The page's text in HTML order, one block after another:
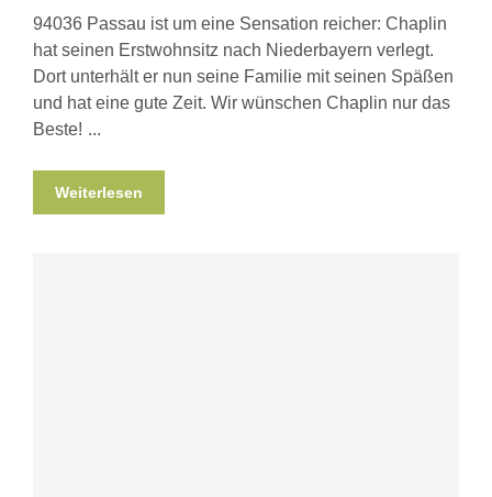
94036 Passau ist um eine Sensation reicher: Chaplin
hat seinen Erstwohnsitz nach Niederbayern verlegt.
Dort unterhält er nun seine Familie mit seinen Späßen
und hat eine gute Zeit. Wir wünschen Chaplin nur das
Beste!
Weiterlesen